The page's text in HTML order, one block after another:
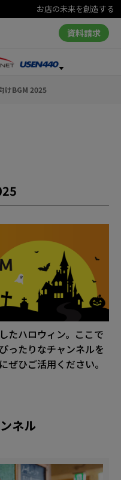
お店の未来を創造する
資料請求
けBGM 2025
たハロウィン。ここで
ったりなチャンネルを
ぜひご活用ください。
ネル